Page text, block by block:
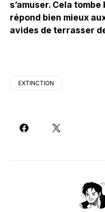
s’amuser. Cela tombe
répond bien mieux
avides de terrasser
EXTINCTION